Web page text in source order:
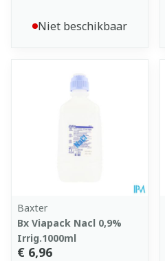
Niet beschikbaar
Baxter
Bx Viapack Nacl 0,9%
Irrig.1000ml
€ 6,96